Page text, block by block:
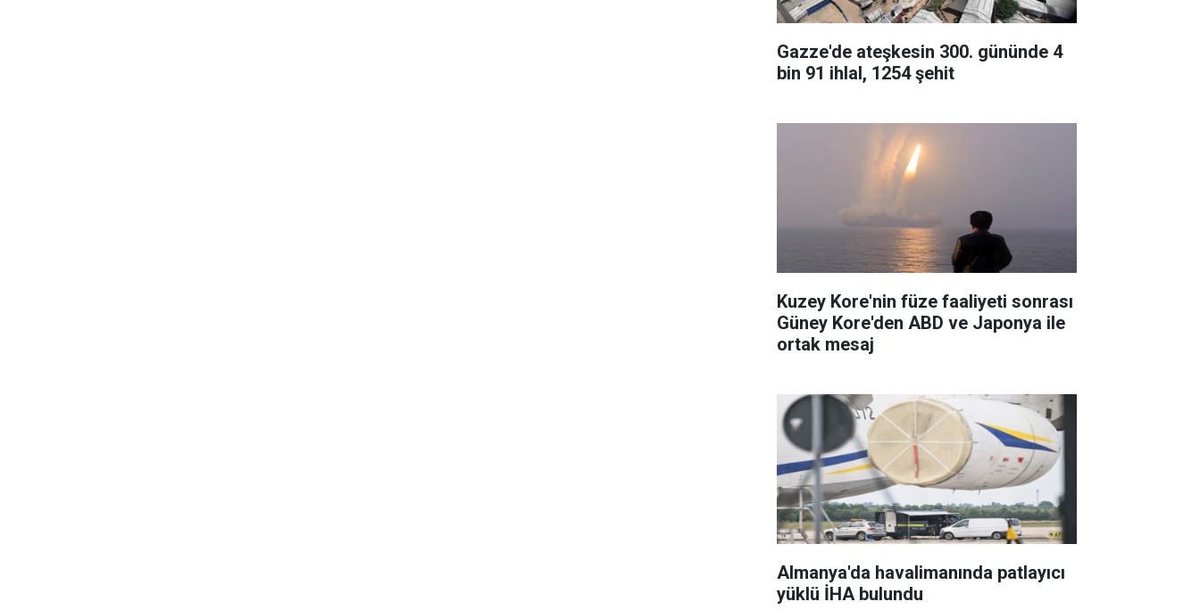
Gazze'de ateşkesin 300. gününde 4
bin 91 ihlal, 1254 şehit
Kuzey Kore'nin füze faaliyeti sonrası
Güney Kore'den ABD ve Japonya ile
ortak mesaj
Almanya'da havalimanında patlayıcı
yüklü İHA bulundu